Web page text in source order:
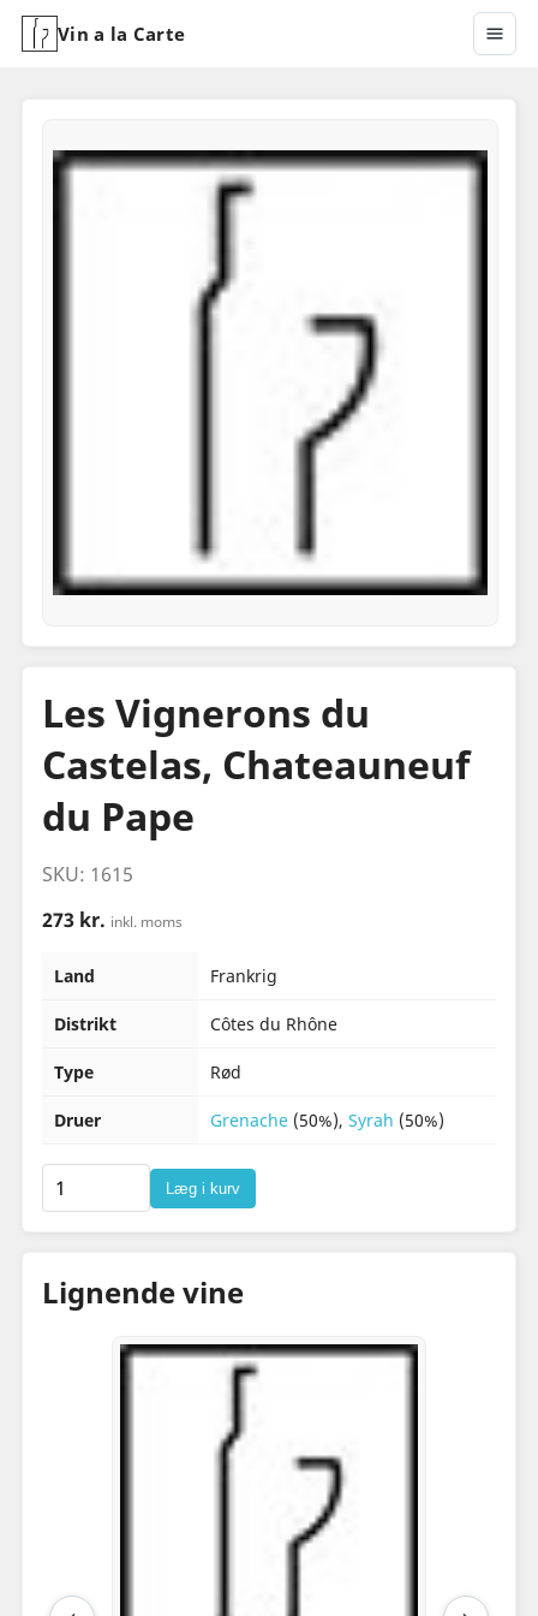
Vin a la Carte
Les Vignerons du
Castelas, Chateauneuf
du Pape
SKU: 1615
273 kr. inkl. moms
Land Frankrig
Distrikt Côtes du Rhône
Type Rød
Druer Grenache(50%), Syrah (50%)
Læg i kurv
Lignende vine